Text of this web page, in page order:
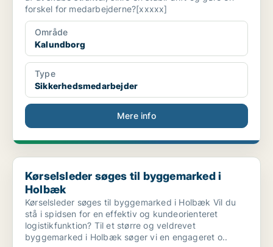
forskel for medarbejderne?[xxxxx]
Område
Kalundborg
Type
Sikkerhedsmedarbejder
Mere info
Kørselsleder søges til byggemarked i Holbæk
Kørselsleder søges til byggemarked i
Holbæk
Kørselsleder søges til byggemarked i Holbæk Vil du
stå i spidsen for en effektiv og kundeorienteret
logistikfunktion? Til et større og veldrevet
byggemarked i Holbæk søger vi en engageret o..